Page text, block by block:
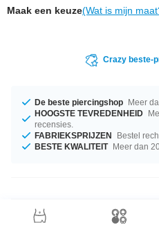
Maak een keuze(Wat is mijn
Crazy beste-
De beste piercingshop Meer
HOOGSTE TEVREDENHEID
recensies.
FABRIEKSPRIJZEN
Bestel
BESTE KWALITEIT Meer dan
Productgegevens